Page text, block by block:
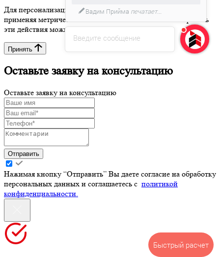
Для персонализации сервисов сайт использует cookies,
применяя метрические и иные системы аналитик. Запретить
эти действия можно в настройках браузера.
Принять
Оставьте заявку на консультацию
Оставьте заявку на консультацию
Отправить
Нажимая кнопку “Отправить” Вы даете согласие на обработку
персональных данных и соглашаетесь с политикой
конфиденциальности.
Быстрый расчет
Введите сообщение
Вадим Прийма печатает...